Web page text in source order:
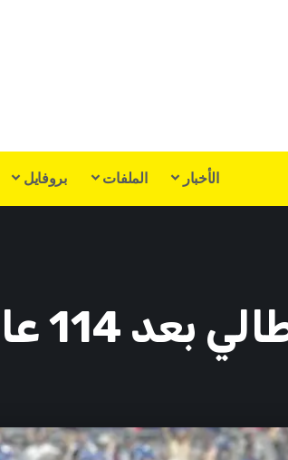
الأخبار الملفات بروفايل
من التاريخ